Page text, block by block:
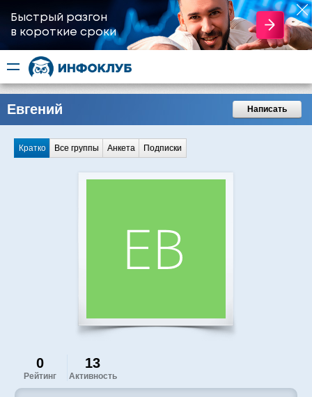
Быстрый разгон
​в короткие сроки
Евгений Написать
Кратко Все группы Анкета Подписки
0
Рейтинг
13
Активность